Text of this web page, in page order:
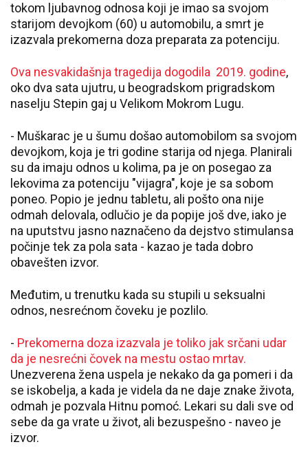
tokom ljubavnog odnosa koji je imao sa svojom
starijom devojkom (60) u automobilu, a smrt je
izazvala prekomerna doza preparata za potenciju.
Ova nesvakidašnja tragedija dogodila 2019. godine,
oko dva sata ujutru, u beogradskom prigradskom
naselju Stepin gaj u Velikom Mokrom Lugu.
- Muškarac je u šumu došao automobilom sa svojom
devojkom, koja je tri godine starija od njega. Planirali
su da imaju odnos u kolima, pa je on posegao za
lekovima za potenciju "vijagra", koje je sa sobom
poneo. Popio je jednu tabletu, ali pošto ona nije
odmah delovala, odlučio je da popije još dve, iako je
na uputstvu jasno naznačeno da dejstvo stimulansa
počinje tek za pola sata - kazao je tada dobro
obavešten izvor.
Međutim, u trenutku kada su stupili u seksualni
odnos, nesrećnom čoveku je pozlilo.
- Prekomerna doza izazvala je toliko jak srčani udar
da je nesrećni čovek na mestu ostao mrtav.
Unezverena žena uspela je nekako da ga pomeri i da
se iskobelja, a kada je videla da ne daje znake života,
odmah je pozvala Hitnu pomoć. Lekari su dali sve od
sebe da ga vrate u život, ali bezuspešno - naveo je
izvor.